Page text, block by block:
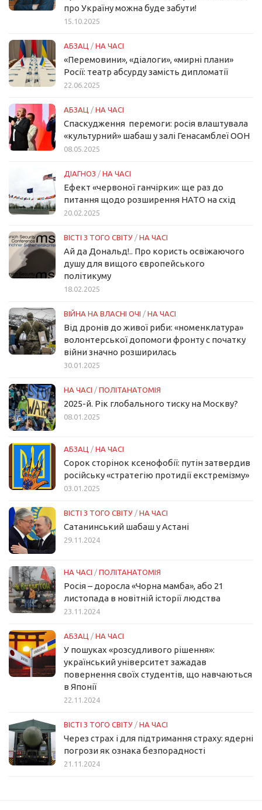
про Україну можна буде забути!
15.10.2025
АБЗАЦ / НА ЧАСІ
«Перемовини», «діалоги», «мирні плани»
Росії: театр абсурду замість дипломатії
22.06.2025
АБЗАЦ / НА ЧАСІ
Спаскудження перемоги: росія влаштувала
«культурний» шабаш у залі Генасамблеї ООН
08.05.2025
ДІАГНОЗ / НА ЧАСІ
Ефект «червоної ганчірки»: ще раз до
питання щодо розширення НАТО на схід
20.02.2025
ВІСТІ З ТОГО СВІТУ / НА ЧАСІ
Ай да Дональд!.. Про користь освіжаючого
душу для вищого європейського
політикуму
18.02.2025
ВІЙНА НА ВЛАСНІ ОЧІ / НА ЧАСІ
Від дронів до живої риби: «номенклатура»
волонтерської допомоги фронту с початку
війни значно розширилась
30.01.2025
НА ЧАСІ / ПОЛІТАНАТОМІЯ
2025-й. Рік глобального тиску на Москву?
08.01.2025
АБЗАЦ / НА ЧАСІ
Сорок сторінок ксенофобії: путін затвердив
російську «стратегію протидії екстремізму»
03.01.2025
ВІСТІ З ТОГО СВІТУ / НА ЧАСІ
Сатанинський шабаш у Астані
29.11.2024
НА ЧАСІ / ПОЛІТАНАТОМІЯ
Росія – доросла «Чорна мамба», або 21
листопада в новітній історії людства
23.11.2024
АБЗАЦ / НА ЧАСІ
У пошуках «розсудливого рішення»:
український університет зажадав
повернення своїх студентів, що навчаються
в Японії
22.11.2024
ВІСТІ З ТОГО СВІТУ / НА ЧАСІ
Через страх і для підтримання страху: ядерні
погрози як ознака безпорадності
21.11.2024